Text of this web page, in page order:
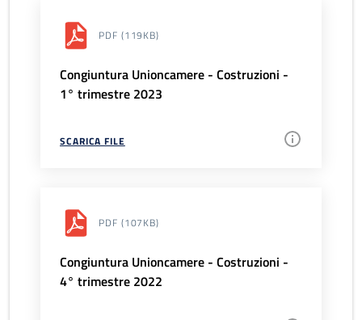
PDF (119KB)
Congiuntura Unioncamere - Costruzioni -
1° trimestre 2023
SCARICA FILE
PDF (107KB)
Congiuntura Unioncamere - Costruzioni -
4° trimestre 2022